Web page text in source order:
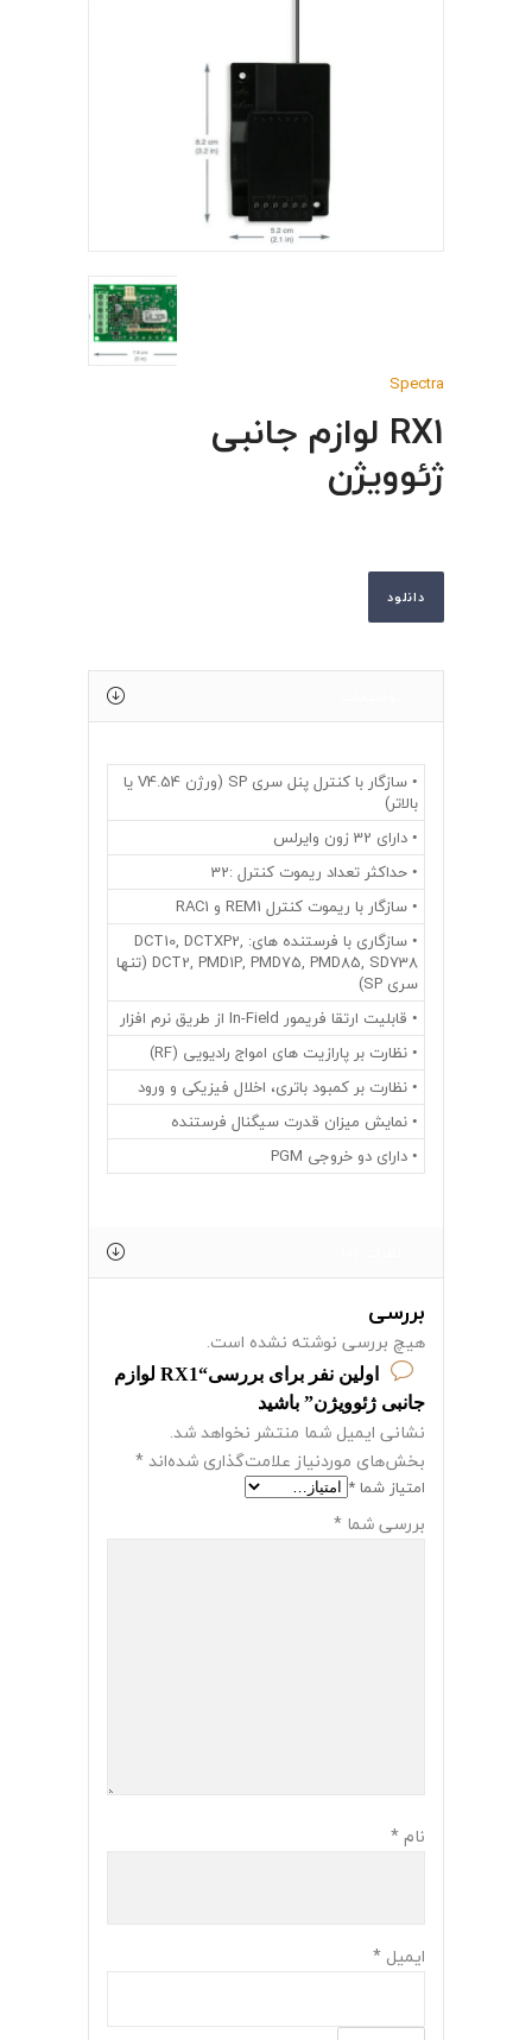
Spectra
RX1 لوازم جانبی
ژئوویژن
دانلود
• سازگار با کنترل پنل سری SP (ورژن V4.54 یا
بالاتر)
• دارای 32 زون وایرلس
• حداکثر تعداد ریموت کنترل :32
• سازگار با ریموت کنترل REM1 و RAC1
• سازگاری با فرستنده های: DCT10, DCTXP2,
DCT2, PMD1P, PMD75, PMD85, SD738 (تنها
سری SP)
• قابلیت ارتقا فریمور In-Field از طریق نرم افزار
• نظارت بر پارازیت های امواج رادیویی (RF)
• نظارت بر کمبود باتری، اخلال فیزیکی و ورود
• نمایش میزان قدرت سیگنال فرستنده
• دارای دو خروجی PGM
بررسی
هیچ بررسی نوشته نشده است.
اولین نفر برای بررسی“RX1 لوازم
جانبی ژئوویژن” باشید
نشانی ایمیل شما منتشر نخواهد شد.
بخش‌های موردنیاز علامت‌گذاری شده‌اند*
امتیاز شما *
بررسی شما *
نام*
ایمیل *